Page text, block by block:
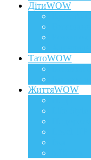
ДітиWOW
ТатоWOW
ЖиттяWOW